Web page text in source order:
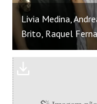
Livia Medina,
Brito, Raquel